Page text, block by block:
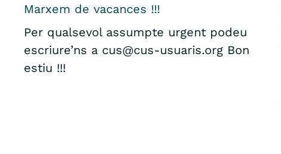
Marxem de vacances !!!
Per qualsevol assumpte urgent podeu
escriure’ns a cus@cus-usuaris.org Bon
estiu !!!